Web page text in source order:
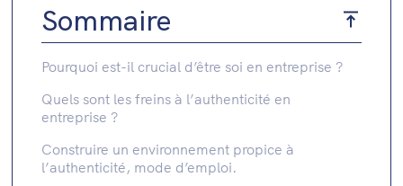
Sommaire
Pourquoi est-il crucial d’être soi en entreprise ?
Quels sont les freins à l’authenticité en
entreprise ?
Construire un environnement propice à
l’authenticité, mode d’emploi.